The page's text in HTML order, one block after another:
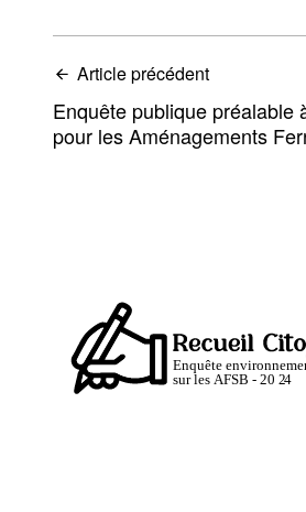
Article précédent
Enquête publique préalable
pour les Aménagements